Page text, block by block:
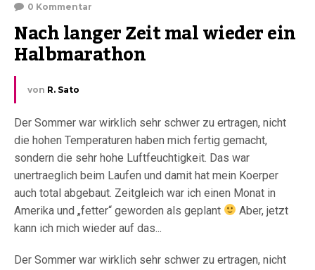
0 Kommentar
Nach langer Zeit mal wieder ein
Halbmarathon
von R. Sato
Der Sommer war wirklich sehr schwer zu ertragen, nicht
die hohen Temperaturen haben mich fertig gemacht,
sondern die sehr hohe Luftfeuchtigkeit. Das war
unertraeglich beim Laufen und damit hat mein Koerper
auch total abgebaut. Zeitgleich war ich einen Monat in
Amerika und „fetter“ geworden als geplant
Aber, jetzt
kann ich mich wieder auf das...
Der Sommer war wirklich sehr schwer zu ertragen, nicht